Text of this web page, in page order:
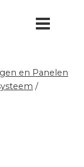
en Panelen
/